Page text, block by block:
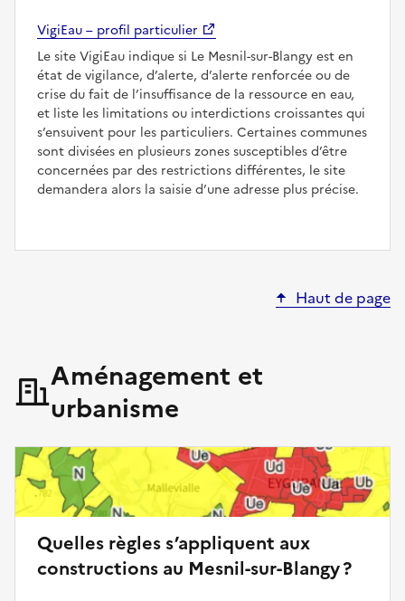
VigiEau – profil particulier
Le site VigiEau indique si Le Mesnil-sur-Blangy est en
état de vigilance, d’alerte, d’alerte renforcée ou de
crise du fait de l’insuffisance de la ressource en eau,
et liste les limitations ou interdictions croissantes qui
s’ensuivent pour les particuliers. Certaines communes
sont divisées en plusieurs zones susceptibles d’être
concernées par des restrictions différentes, le site
demandera alors la saisie d’une adresse plus précise.
Haut de page
Aménagement et
urbanisme
Quelles règles s’appliquent aux
constructions au Mesnil-sur-Blangy ?